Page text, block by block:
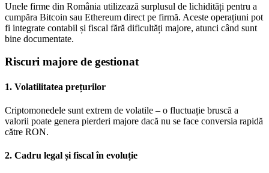
Unele firme din România utilizează surplusul de lichidități pentru a
cumpăra Bitcoin sau Ethereum direct pe firmă. Aceste operațiuni pot
fi integrate contabil și fiscal fără dificultăți majore, atunci când sunt
bine documentate.
Riscuri majore de gestionat
1. Volatilitatea prețurilor
Criptomonedele sunt extrem de volatile – o fluctuație bruscă a
valorii poate genera pierderi majore dacă nu se face conversia rapidă
către RON.
2. Cadru legal și fiscal în evoluție